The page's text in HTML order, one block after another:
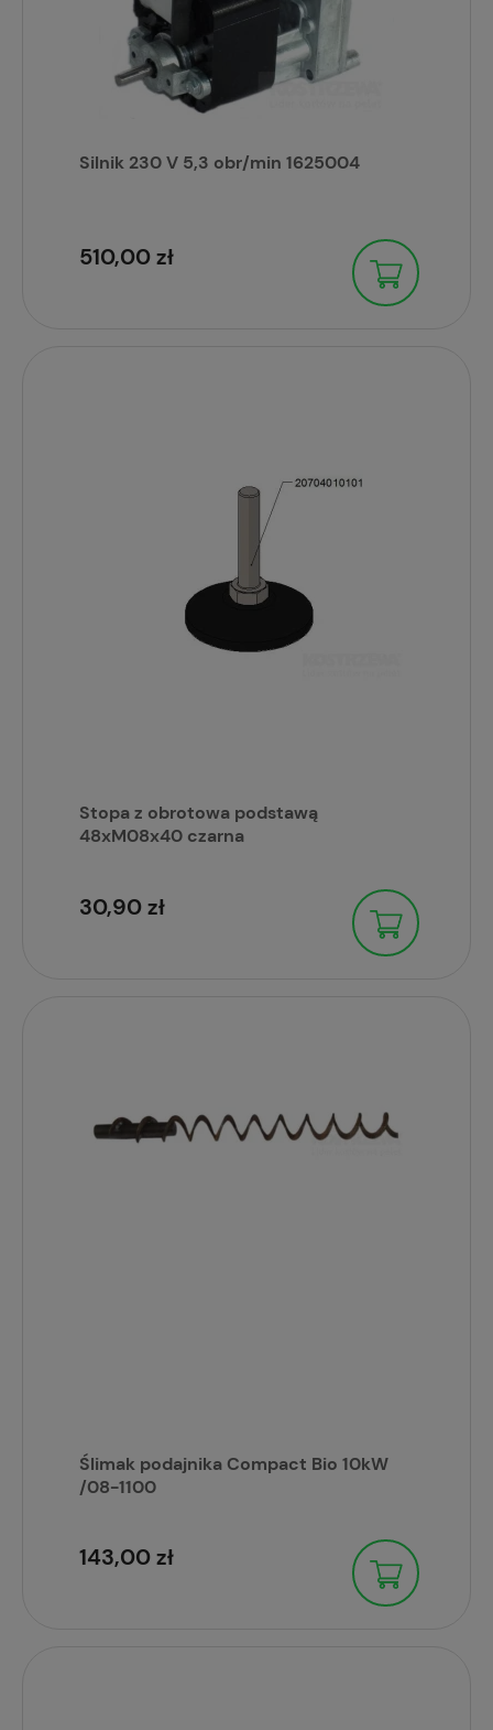
Silnik 230 V 5,3 obr/min 1625004
510,00 zł
Stopa z obrotowa podstawą
48xM08x40 czarna
30,90 zł
Ślimak podajnika Compact Bio 10kW
/08-1100
143,00 zł